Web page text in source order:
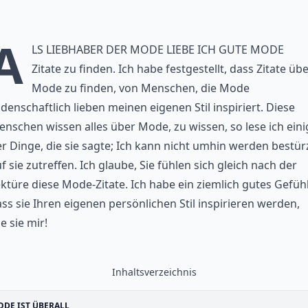
ls Liebhaber der Mode liebe ich gute Mode
Zitate zu finden. Ich habe festgestellt, dass Zitate
Mode zu finden, von Menschen, die Mode
lieben meinen eigenen Stil inspiriert. Diese
wissen alles über Mode, zu wissen, so lese ich
Dinge, die sie sagte; Ich kann nicht umhin werden
sie zutreffen. Ich glaube, Sie fühlen sich gleich nach der
diese Mode-Zitate. Ich habe ein ziemlich gutes
sie Ihren eigenen persönlichen Stil inspirieren werden,
sie mir!
Inhaltsverzeichnis
IST ÜBERALL